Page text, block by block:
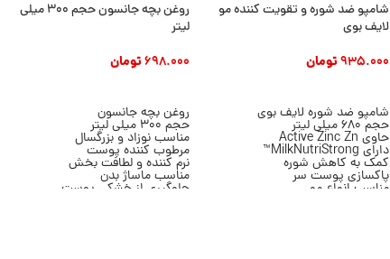
شامپو ضد شوره و تقویت کننده مو
لایف بوی
935.000تومان
شامپو ضد شوره لایف بوی
حجم 680 میلی لیتر
حاوی Active Zinc Zn
دارای MilkNutriStrong™
کمک به کاهش شوره
پاکسازی پوست سر
مناسب انواع مو
روغن بچه جانسون حجم 300 میلی
لیتر
698.000تومان
روغن بچه جانسون
حجم 300 میلی لیتر
مناسب نوزاد و بزرگسال
مرطوب کننده پوست
نرم کننده و لطافت بخش
مناسب ماساژ بدن
جلوگیری از خشکی پوست